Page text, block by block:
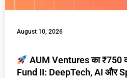
August 10, 2026
AUM Ventures का ₹750
Fund II: DeepTech, AI और